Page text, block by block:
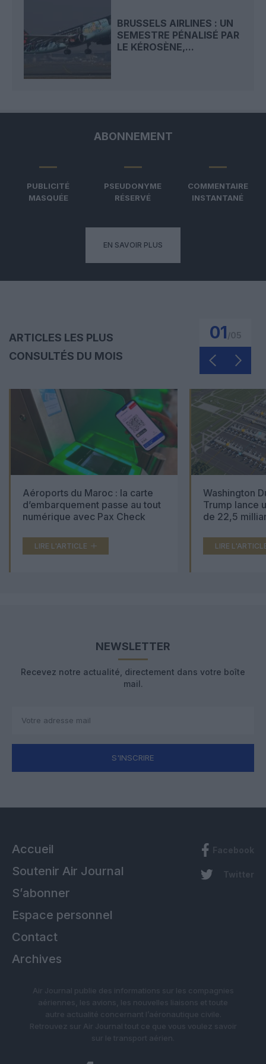
BRUSSELS AIRLINES : UN
SEMESTRE PÉNALISÉ PAR
LE KÉROSÈNE,...
ABONNEMENT
PUBLICITÉ
MASQUÉE
PSEUDONYME
RÉSERVÉ
COMMENTAIRE
INSTANTANÉ
EN SAVOIR PLUS
ARTICLES LES PLUS
CONSULTÉS DU MOIS
01
Aéroports du Maroc : la carte
d’embarquement passe au tout
numérique avec Pax Check
LIRE L'ARTICLE
Washington
Trump lance
de 22,5
LIRE
NEWSLETTER
Recevez notre actualité, directement dans votre boîte
mail.
S'INSCRIRE
Accueil
Soutenir Air Journal
S’abonner
Espace personnel
Contact
Archives